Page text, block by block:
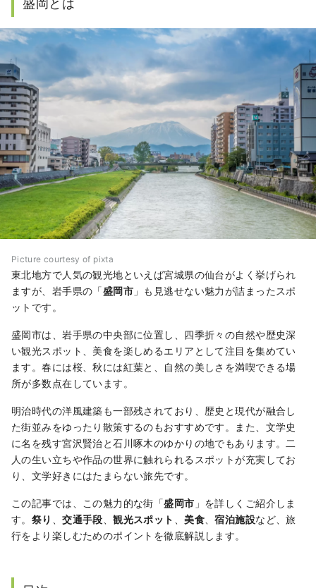
盛岡とは
Picture courtesy of pixta
東北地方で人気の観光地といえば宮城県の仙台がよく挙げられ
ますが、岩手県の「盛岡市 」も見逃せない魅力が詰まったスポ
ットです。
盛岡市は、岩手県の中央部に位置し、四季折々の自然や歴史深
い観光スポット、美食を楽しめるエリアとして注目を集めてい
ます。春には桜、秋には紅葉と、自然の美しさを満喫できる場
所が多数点在しています。
明治時代の洋風建築も一部残されており、歴史と現代が融合し
た街並みをゆったり散策するのもおすすめです。また、文学史
に名を残す宮沢賢治と石川啄木のゆかりの地でもあります。二
人の生い立ちや作品の世界に触れられるスポットが充実してお
り、文学好きにはたまらない旅先です。
この記事では、この魅力的な街「盛岡市 」を詳しくご紹介しま
す。 祭り 、交通手段 、観光スポット 、美食 、宿泊施設など、旅
行をより楽しむためのポイントを徹底解説します。